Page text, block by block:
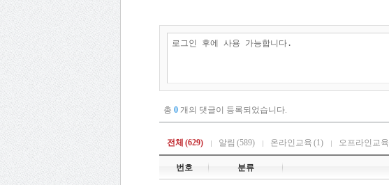
총 0 개의 댓글이 등록되었습니다.
전체 (629) 알림 (589) 온라인교육 (1) 오프라인교육
번호 분류